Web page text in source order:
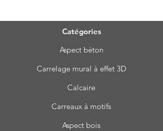
Catégories
Aspect béton
Carrelage mural à effet 3D
Calcaire
Carreaux à motifs
Aspect bois